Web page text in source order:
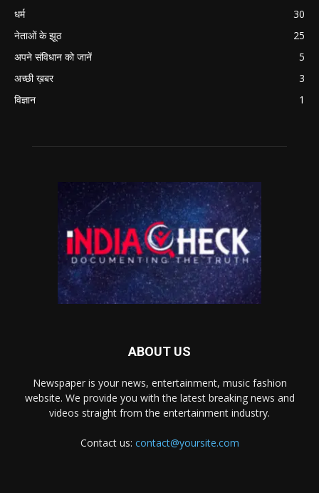
धर्म
30
नेताओं के झूठ
25
अपने संविधान को जानें
5
अच्छी ख़बर
3
विज्ञान
1
ABOUT US
Newspaper is your news, entertainment, music fashion
website. We provide you with the latest breaking news and
videos straight from the entertainment industry.
Contact us: contact@yoursite.com